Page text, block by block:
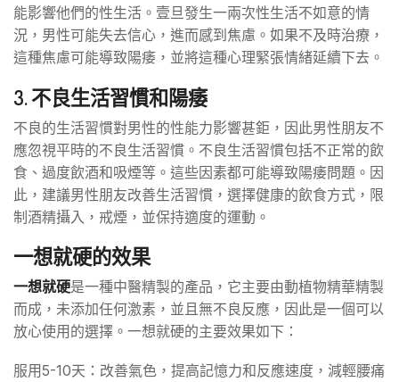
能影響他們的性生活。壹旦發生一兩次性生活不如意的情
況，男性可能失去信心，進而感到焦慮。如果不及時治療，
這種焦慮可能導致陽痿，並將這種心理緊張情緒延續下去。
3. 不良生活習慣和陽痿
不良的生活習慣對男性的性能力影響甚鉅，因此男性朋友不
應忽視平時的不良生活習慣。不良生活習慣包括不正常的飲
食、過度飲酒和吸煙等。這些因素都可能導致陽痿問題。因
此，建議男性朋友改善生活習慣，選擇健康的飲食方式，限
制酒精攝入，戒煙，並保持適度的運動。
一想就硬的效果
一想就硬是一種中醫精製的產品，它主要由動植物精華精製
而成，未添加任何激素，並且無不良反應，因此是一個可以
放心使用的選擇。一想就硬的主要效果如下：
服用5-10天：改善氣色，提高記憶力和反應速度，減輕腰痛